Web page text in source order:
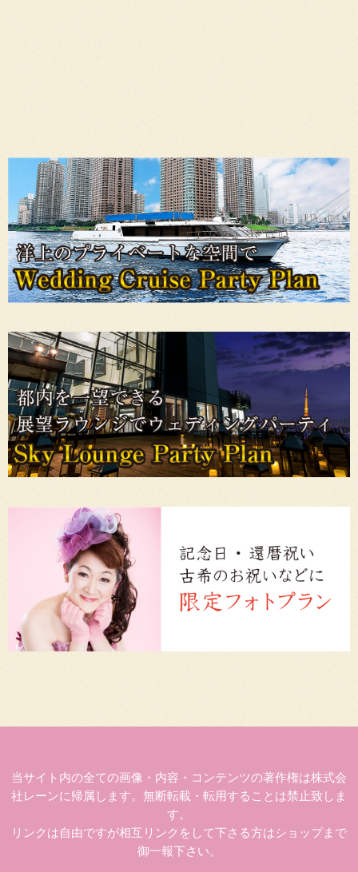
当サイト内の全ての画像・内容・コンテンツの著作権は株式会
社レーンに帰属します。無断転載・転用することは禁止致しま
す。
リンクは自由ですが相互リンクをして下さる方はショップまで
御一報下さい。